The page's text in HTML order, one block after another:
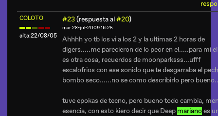
COLOTO
alta:22/08/05
#23(respuesta al#20)
mar 28-jul-2009 16:25
Ahhhh yo tb los vi a los 2 y la ultimas 2 horas de
digers.....me parecieron de lo peor en el.....para mi
es otra cosa, recuerdos de moonparksss...ufff
escalofrios con ese sonido que te desgarraba el
bombo seco......no se como describirlo pero
tuve epokas de tecno, pero bueno todo cambia,
esencia, con esto kiero decir que Deep marianoes